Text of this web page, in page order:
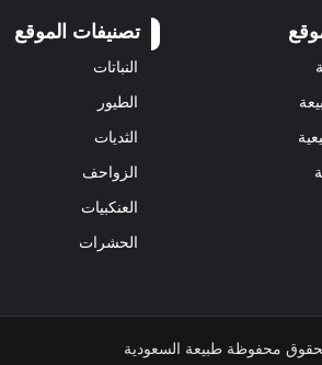
تصنيفات الموقع
النباتات
الطيور
الثديات
الزواحف
العنكبيات
الحشرات
محفوظة طبيعة السعودية